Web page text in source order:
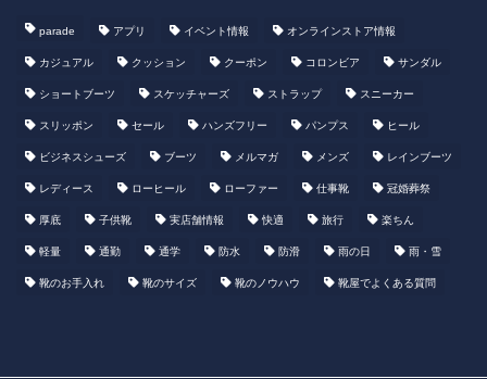
parade アプリ イベント情報 オンラインストア情報
カジュアル クッション クーポン コロンビア サンダル
ショートブーツ スケッチャーズ ストラップ スニーカー
スリッポン セール ハンズフリー パンプス ヒール
ビジネスシューズ ブーツ メルマガ メンズ レインブーツ
レディース ローヒール ローファー 仕事靴 冠婚葬祭
厚底 子供靴 実店舗情報 快適 旅行 楽ちん
軽量 通勤 通学 防水 防滑 雨の日 雨・雪
靴のお手入れ 靴のサイズ 靴のノウハウ 靴屋でよくある質問